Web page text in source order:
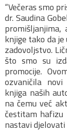
“Večeras smo
dr. Saudina
knjige tako da
zadovoljstvo.
što smo su
promocije.
ozvaničila
knjiga naših
na čemu već
čestitam hafizu
nastavi djelovati